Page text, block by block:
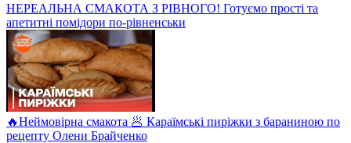
НЕРЕАЛЬНА СМАКОТА З РІВНОГО! Готуємо прості та
апетитні помідори по-рівненськи
🔥Неймовірна смакота 🥟 Караїмські пиріжки з бараниною по
рецепту Олени Брайченко